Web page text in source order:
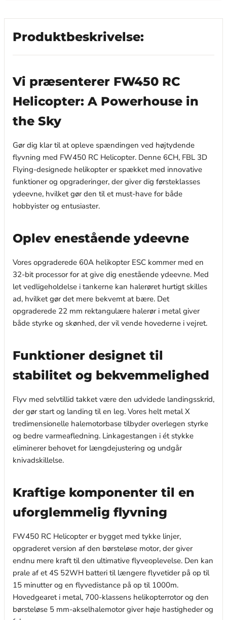
Produktbeskrivelse:
Vi præsenterer FW450 RC
Helicopter: A Powerhouse in
the Sky
Gør dig klar til at opleve spændingen ved højtydende
flyvning med FW450 RC Helicopter. Denne 6CH, FBL 3D
Flying-designede helikopter er spækket med innovative
funktioner og opgraderinger, der giver dig førsteklasses
ydeevne, hvilket gør den til et must-have for både
hobbyister og entusiaster.
Oplev enestående ydeevne
Vores opgraderede 60A helikopter ESC kommer med en
32-bit processor for at give dig enestående ydeevne. Med
let vedligeholdelse i tankerne kan halerøret hurtigt skilles
ad, hvilket gør det mere bekvemt at bære. Det
opgraderede 22 mm rektangulære halerør i metal giver
både styrke og skønhed, der vil vende hovederne i vejret.
Funktioner designet til
stabilitet og bekvemmelighed
Flyv med selvtillid takket være den udvidede landingsskrid,
der gør start og landing til en leg. Vores helt metal X
tredimensionelle halemotorbase tilbyder overlegen styrke
og bedre varmeafledning. Linkagestangen i ét stykke
eliminerer behovet for længdejustering og undgår
knivadskillelse.
Kraftige komponenter til en
uforglemmelig flyvning
FW450 RC Helicopter er bygget med tykke linjer,
opgraderet version af den børsteløse motor, der giver
endnu mere kraft til den ultimative flyveoplevelse. Den kan
prale af et 4S 52WH batteri til længere flyvetider på op til
15 minutter og en flyvedistance på op til 1000m.
Hovedgearet i metal, 700-klassens helikopterrotor og den
børsteløse 5 mm-akselhalemotor giver høje hastigheder og